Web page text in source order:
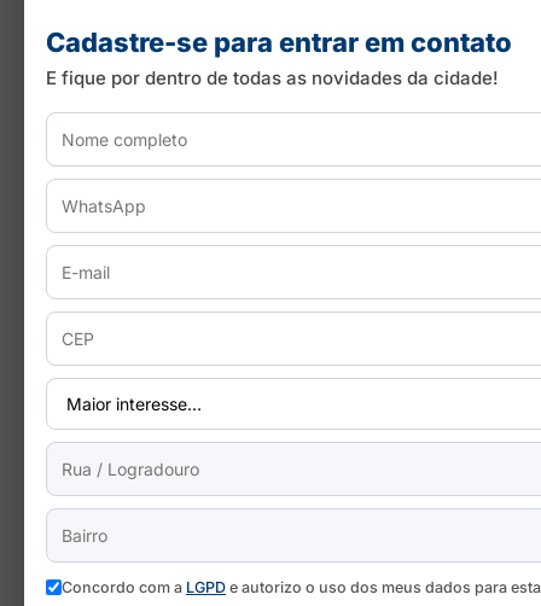
Cadastre-se para entrar em contato
E fique por dentro de todas as novidades da cidade!
Concordo com a LGPD e autorizo o uso dos meus dados para